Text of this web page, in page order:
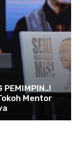
PEMIMPIN..!
Mentor